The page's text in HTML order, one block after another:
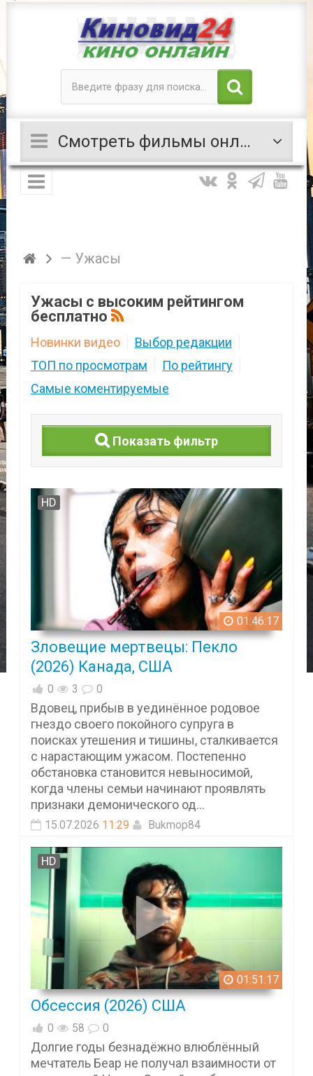
Смотреть фильмы онлайн Ужасы
— Ужасы
Ужасы с высоким рейтингом
бесплатно
Новинки видео
Выбор редакции
ТОП по просмотрам
По рейтингу
Самые коментируемые
Показать фильтр
01:46:17
HD
Зловещие мертвецы: Пекло
(2026) Канада, США
0 3 0
Вдовец, прибыв в уединённое родовое
гнездо своего покойного супруга в
поисках утешения и тишины, сталкивается
с нарастающим ужасом. Постепенно
обстановка становится невыносимой,
когда члены семьи начинают проявлять
признаки демонического од...
15.07.2026 11:29 Bukmop84
01:51:17
HD
Обсессия (2026) США
0 58 0
Долгие годы безнадёжно влюблённый
мечтатель Беар не получал взаимности от